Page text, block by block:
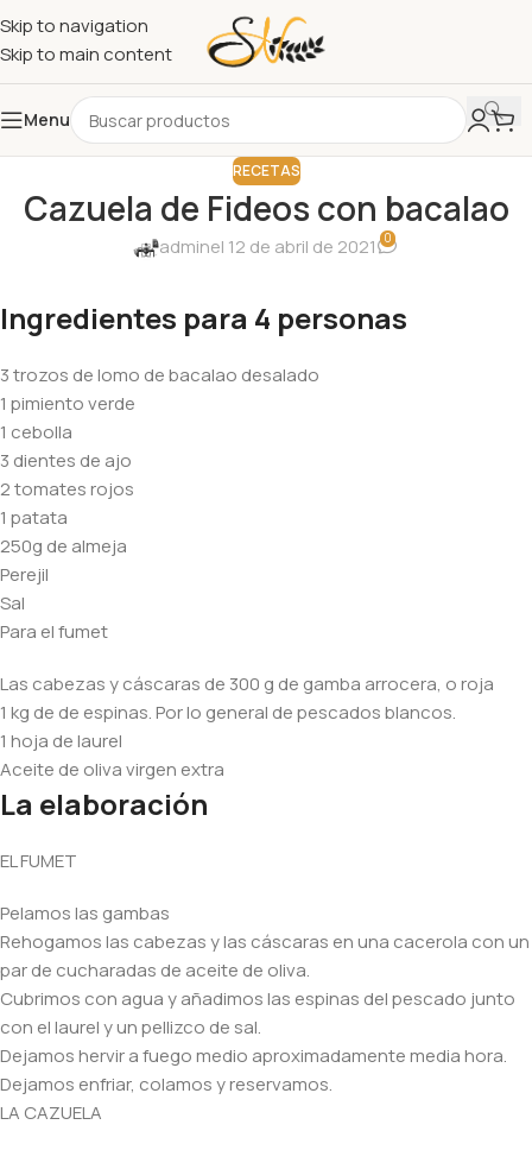
Skip to navigation
Skip to main content
Menu
RECETAS
Cazuela de Fideos con bacalao
adminel 12 de abril de 2021 0
Ingredientes para 4 personas
3 trozos de lomo de bacalao desalado
1 pimiento verde
1 cebolla
3 dientes de ajo
2 tomates rojos
1 patata
250g de almeja
Perejil
Sal
Para el fumet
Las cabezas y cáscaras de 300 g de gamba arrocera, o roja
1 kg de de espinas. Por lo general de pescados blancos.
1 hoja de laurel
Aceite de oliva virgen extra
La elaboración
EL FUMET
Pelamos las gambas
Rehogamos las cabezas y las cáscaras en una cacerola con un
par de cucharadas de aceite de oliva.
Cubrimos con agua y añadimos las espinas del pescado junto
con el laurel y un pellizco de sal.
Dejamos hervir a fuego medio aproximadamente media hora.
Dejamos enfriar, colamos y reservamos.
LA CAZUELA